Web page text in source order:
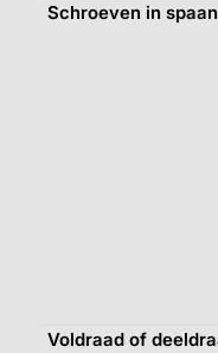
Schroeven in
Voldraad of